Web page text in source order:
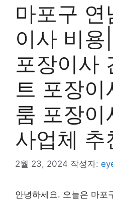
마포구 연
이사 비용
포장이사
트 포장이
룸 포장이
사업체 추
2월 23, 2024 작성자:
안녕하세요. 오늘은 마포